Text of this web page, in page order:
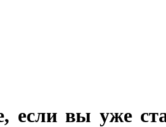
если вы уже